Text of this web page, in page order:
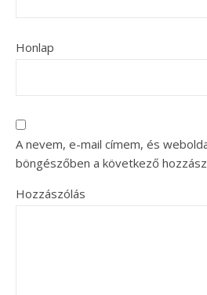
Honlap
A nevem, e-mail címem, és
böngészőben a következő
Hozzászólás